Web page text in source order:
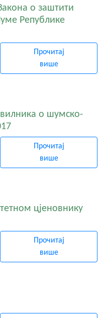
о заштити
Републике
Прочитај
више
о шумско-
Прочитај
више
цјеновнику
Прочитај
више